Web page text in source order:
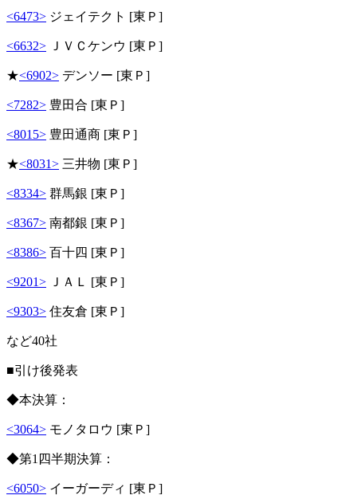
<6473> ジェイテクト [東Ｐ]
<6632> ＪＶＣケンウ [東Ｐ]
★<6902> デンソー [東Ｐ]
<7282> 豊田合 [東Ｐ]
<8015> 豊田通商 [東Ｐ]
★<8031> 三井物 [東Ｐ]
<8334> 群馬銀 [東Ｐ]
<8367> 南都銀 [東Ｐ]
<8386> 百十四 [東Ｐ]
<9201> ＪＡＬ [東Ｐ]
<9303> 住友倉 [東Ｐ]
など40社
■引け後発表
◆本決算：
<3064> モノタロウ [東Ｐ]
◆第1四半期決算：
<6050> イーガーディ [東Ｐ]